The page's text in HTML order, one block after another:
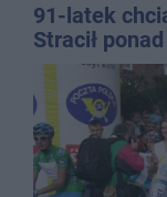
91-latek
Stracił